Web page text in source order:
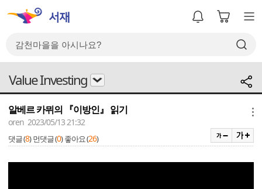
Value Investing
알베르 카뮈의 『이방인』 읽기
oren 2023/05/13 21:32
댓글 (8) 먼댓글 (0) 좋아요 (26)